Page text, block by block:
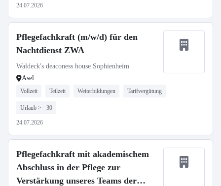
24.07.2026
Pflegefachkraft (m/w/d) für den
Nachtdienst ZWA
Waldeck's deaconess house Sophienheim
Asel
Vollzeit Teilzeit Weiterbildungen Tarifvergütung
Urlaub >= 30
24.07.2026
Pflegefachkraft mit akademischem
Abschluss in der Pflege zur
Verstärkung unseres Teams der